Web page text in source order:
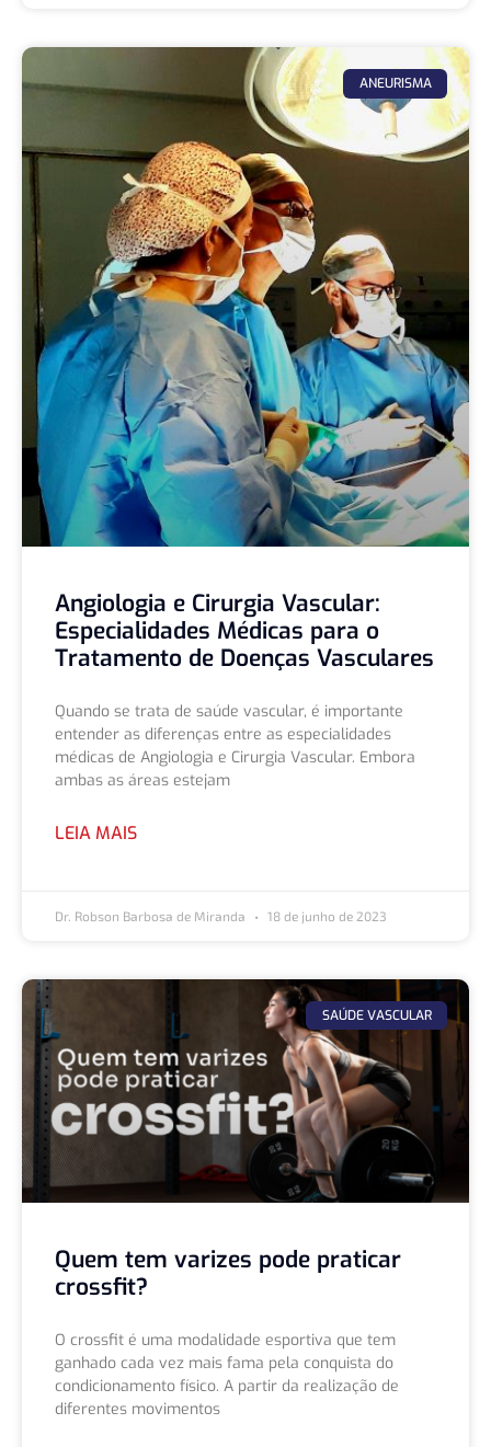
ANEURISMA
Angiologia e Cirurgia Vascular:
Especialidades Médicas para o
Tratamento de Doenças Vasculares
Quando se trata de saúde vascular, é importante
entender as diferenças entre as especialidades
médicas de Angiologia e Cirurgia Vascular. Embora
ambas as áreas estejam
LEIA MAIS
Dr. Robson Barbosa de Miranda 18 de junho de 2023
SAÚDE VASCULAR
Quem tem varizes pode praticar
crossfit?
O crossfit é uma modalidade esportiva que tem
ganhado cada vez mais fama pela conquista do
condicionamento físico. A partir da realização de
diferentes movimentos